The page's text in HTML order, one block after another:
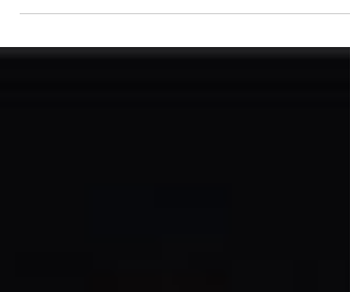
inaugura dia 6 de maio